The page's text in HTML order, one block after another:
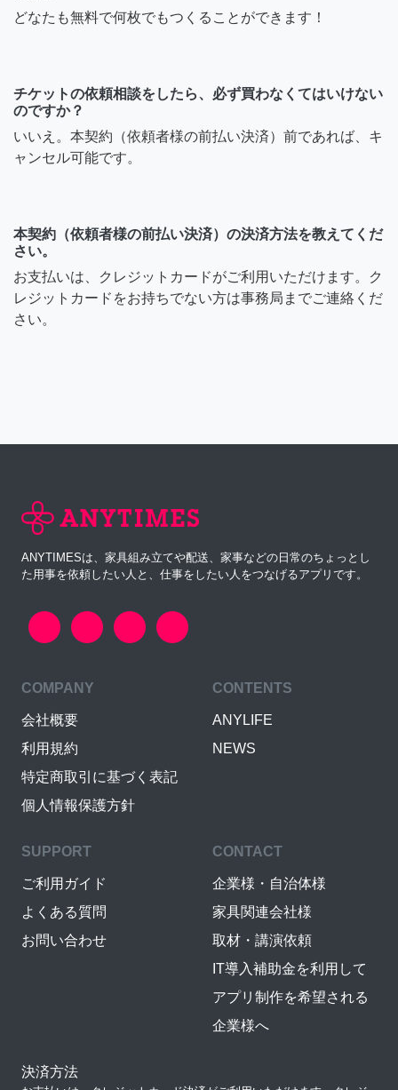
どなたも無料で何枚でもつくることができます！
チケットの依頼相談をしたら、必ず買わなくてはいけない
のですか？
いいえ。本契約（依頼者様の前払い決済）前であれば、キ
ャンセル可能です。
本契約（依頼者様の前払い決済）の決済方法を教えてくだ
さい。
お支払いは、クレジットカードがご利用いただけます。ク
レジットカードをお持ちでない方は事務局までご連絡くだ
さい。
ANYTIMESは、家具組み立てや配送、家事などの日常のちょっとし
た用事を依頼したい人と、仕事をしたい人をつなげるアプリです。
COMPANY
会社概要
利用規約
特定商取引に基づく表記
個人情報保護方針
CONTENTS
ANYLIFE
NEWS
SUPPORT
ご利用ガイド
よくある質問
お問い合わせ
CONTACT
企業様・自治体様
家具関連会社様
取材・講演依頼
IT導入補助金を利用して
アプリ制作を希望される
企業様へ
決済方法